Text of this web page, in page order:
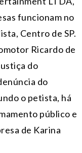
funcionam no
Centro de SP.
Ricardo de
do
do
o petista, há
público e
de Karina